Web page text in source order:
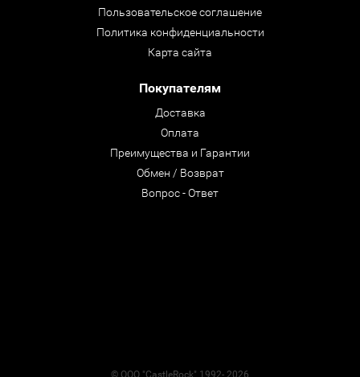
Пользовательское соглашение
Политика конфиденциальности
Карта сайта
Покупателям
Доставка
Оплата
Преимущества и Гарантии
Обмен / Возврат
Вопрос - Ответ